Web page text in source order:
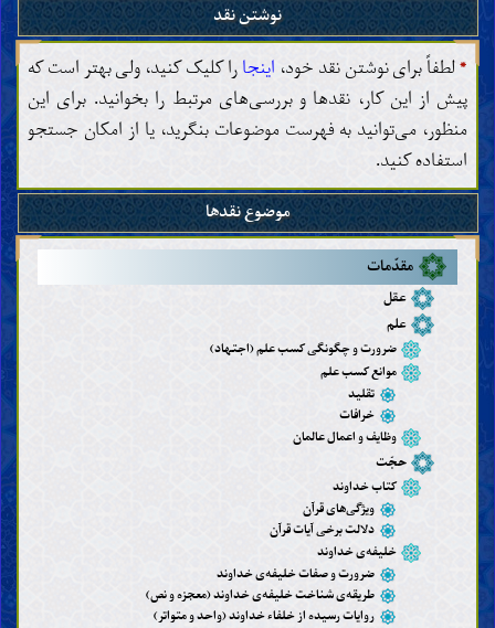
نوشتن نقد
*لطفاً برای نوشتن نقد خود، اینجارا کلیک کنید، ولی بهتر است که
پیش از این کار، نقدها و بررسی‌های مرتبط را بخوانید. برای این
منظور، می‌توانید به فهرست موضوعات بنگرید، یا از امکان جستجو
استفاده کنید.
موضوع نقدها
مقدّمات
عقل
علم
ضرورت و چگونگی کسب علم (اجتهاد)
موانع کسب علم
تقلید
خرافات
وظایف و اعمال عالمان
حجّت
کتاب خداوند
ویژگی‌های قرآن
دلالت برخی آیات قرآن
خلیفه‌ی خداوند
ضرورت و صفات خلیفه‌ی خداوند
طریقه‌ی شناخت خلیفه‌ی خداوند (معجزه و نص)
روایات رسیده از خلفاء خداوند (واحد و متواتر)